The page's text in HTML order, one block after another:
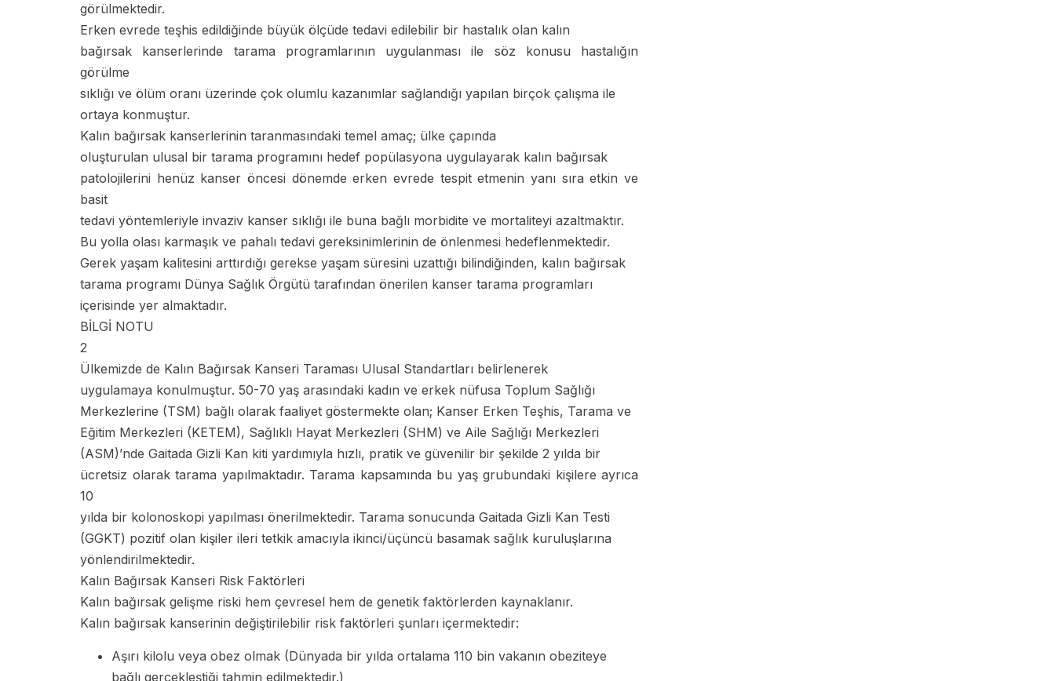
görülmektedir.
Erken evrede teşhis edildiğinde büyük ölçüde tedavi edilebilir bir hastalık olan kalın
bağırsak kanserlerinde tarama programlarının uygulanması ile söz konusu hastalığın
görülme
sıklığı ve ölüm oranı üzerinde çok olumlu kazanımlar sağlandığı yapılan birçok çalışma ile
ortaya konmuştur.
Kalın bağırsak kanserlerinin taranmasındaki temel amaç; ülke çapında
oluşturulan ulusal bir tarama programını hedef popülasyona uygulayarak kalın bağırsak
patolojilerini henüz kanser öncesi dönemde erken evrede tespit etmenin yanı sıra etkin ve
basit
tedavi yöntemleriyle invaziv kanser sıklığı ile buna bağlı morbidite ve mortaliteyi azaltmaktır.
Bu yolla olası karmaşık ve pahalı tedavi gereksinimlerinin de önlenmesi hedeflenmektedir.
Gerek yaşam kalitesini arttırdığı gerekse yaşam süresini uzattığı bilindiğinden, kalın bağırsak
tarama programı Dünya Sağlık Örgütü tarafından önerilen kanser tarama programları
içerisinde yer almaktadır.
BİLGİ NOTU
2
Ülkemizde de Kalın Bağırsak Kanseri Taraması Ulusal Standartları belirlenerek
uygulamaya konulmuştur. 50-70 yaş arasındaki kadın ve erkek nüfusa Toplum Sağlığı
Merkezlerine (TSM) bağlı olarak faaliyet göstermekte olan; Kanser Erken Teşhis, Tarama ve
Eğitim Merkezleri (KETEM), Sağlıklı Hayat Merkezleri (SHM) ve Aile Sağlığı Merkezleri
(ASM)’nde Gaitada Gizli Kan kiti yardımıyla hızlı, pratik ve güvenilir bir şekilde 2 yılda bir
ücretsiz olarak tarama yapılmaktadır. Tarama kapsamında bu yaş grubundaki kişilere ayrıca
10
yılda bir kolonoskopi yapılması önerilmektedir. Tarama sonucunda Gaitada Gizli Kan Testi
(GGKT) pozitif olan kişiler ileri tetkik amacıyla ikinci/üçüncü basamak sağlık kuruluşlarına
yönlendirilmektedir.
Kalın Bağırsak Kanseri Risk Faktörleri
Kalın bağırsak gelişme riski hem çevresel hem de genetik faktörlerden kaynaklanır.
Kalın bağırsak kanserinin değiştirilebilir risk faktörleri şunları içermektedir:
Aşırı kilolu veya obez olmak (Dünyada bir yılda ortalama 110 bin vakanın obeziteye
bağlı gerçekleştiği tahmin edilmektedir.)